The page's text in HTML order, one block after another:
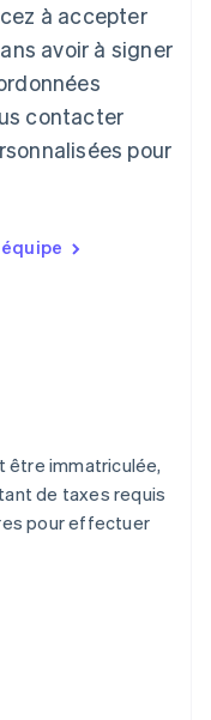
à accepter
avoir à signer
contacter
pour
être immatriculée,
de taxes requis
pour effectuer